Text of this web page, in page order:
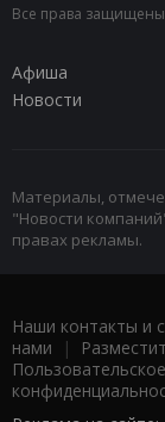
Все права
Афиша
Новости
Материалы,
"Новости
правах рекламы.
Наши контакты и
нами |